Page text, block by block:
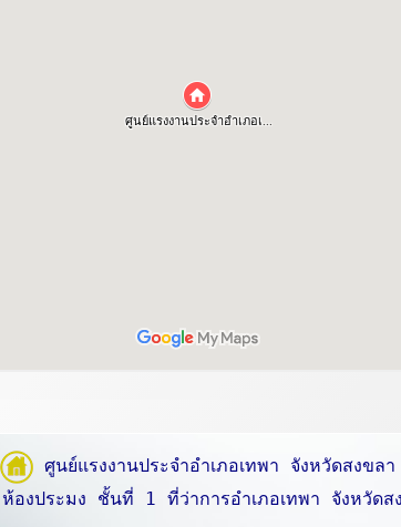
ศูนย์แรงงานประจำอำเภอเทพา จังหวัดสงขลา
ห้องประมง ชั้นที่ 1 ที่ว่าการอำเภอเทพา จังหวัดส